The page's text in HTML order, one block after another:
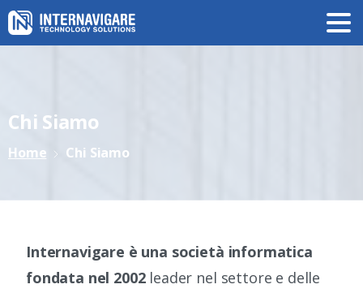
Chi Siamo
Home Chi Siamo
Internavigare è una società informatica
fondata nel 2002leader nel settore e delle